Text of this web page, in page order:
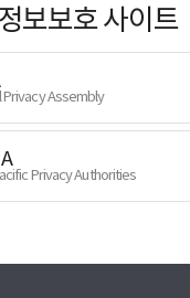
보보호 사이트
Privacy Assembly
Privacy Authorities